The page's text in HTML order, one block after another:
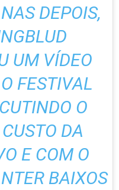
DEPOIS,
UM VÍDEO
FESTIVAL
O
DA
E COM O
BAIXOS